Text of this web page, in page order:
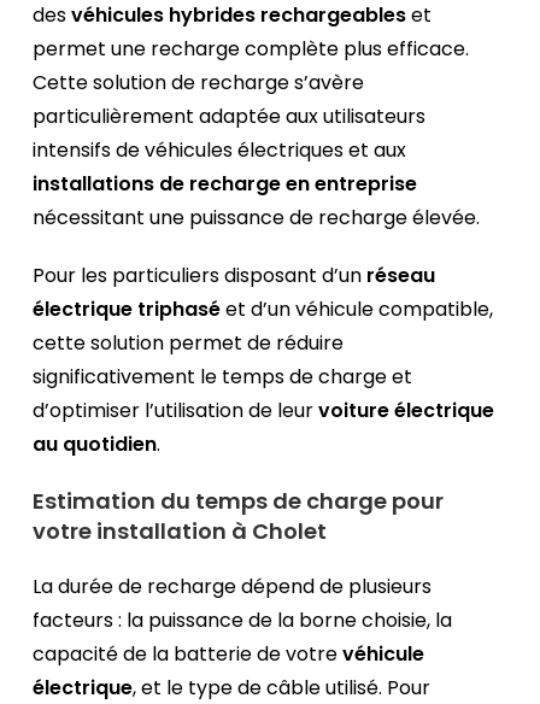
desvéhicules hybrides rechargeableset
permet une recharge complète plus efficace.
Cette solution de recharge s’avère
particulièrement adaptée aux utilisateurs
intensifs de véhicules électriques et aux
installations de recharge en entreprise
nécessitant une puissance de recharge élevée.
Pour les particuliers disposant d’un réseau
électrique triphaséet d’un véhicule compatible,
cette solution permet de réduire
significativement le temps de charge et
d’optimiser l’utilisation de leurvoiture électrique
au quotidien.
Estimation du temps de charge pour
votre installation à Cholet
La durée de recharge dépend de plusieurs
facteurs : la puissance de la borne choisie, la
capacité de la batterie de votrevéhicule
électrique, et le type de câble utilisé. Pour